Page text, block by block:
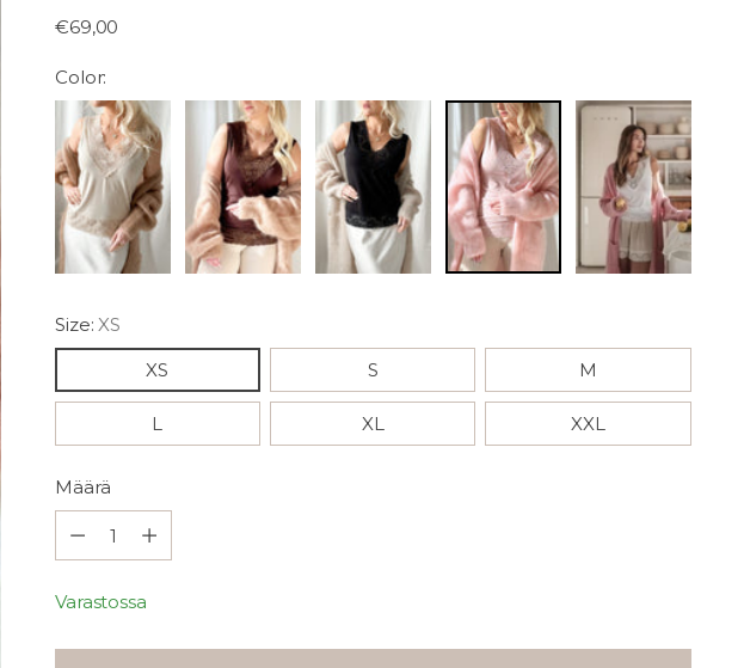
Normaali
€69,00
Color:
Size:XS
XS
S M
L XL XXL
Määrä
Varastossa